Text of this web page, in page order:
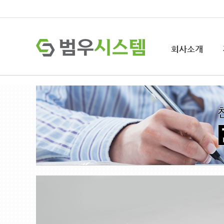
회사소개
회사소개
제품소개
프로그램
소개
고객지원